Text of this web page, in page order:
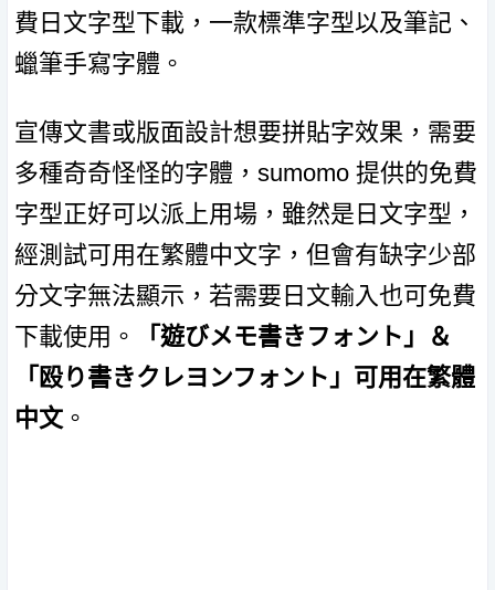
費日文字型下載，一款標準字型以及筆記、
蠟筆手寫字體。
宣傳文書或版面設計想要拼貼字效果，需要
多種奇奇怪怪的字體，sumomo 提供的免費
字型正好可以派上用場，雖然是日文字型，
經測試可用在繁體中文字，但會有缺字少部
分文字無法顯示，若需要日文輸入也可免費
下載使用。
「遊びメモ書きフォント」＆
「殴り書きクレヨンフォント」可用在繁體
中文 。